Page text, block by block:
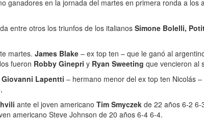
ganadores en la jornada del martes en primera ronda a los
entre otros los triunfos de los italianos Simone Bolelli,
martes. James Blake – ex top ten – que le ganó al
fueron Robby Ginepri y Ryan Sweeting que vencieron al
Giovanni Lapentti – hermano menor del ex top ten Nicolás
ante el joven americano Tim Smyczek de 22 años 6-2 6-
americano Steve Johnson de 20 años 6-4 6-4.